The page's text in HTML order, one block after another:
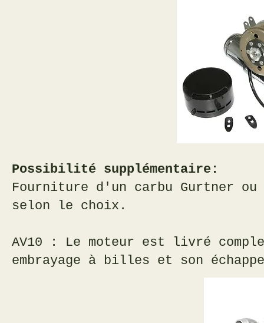
Possibilité supplémentaire:
Fourniture d'un carbu Gurtner
selon le choix.
AV10 : Le moteur est livré
embrayage à billes et son